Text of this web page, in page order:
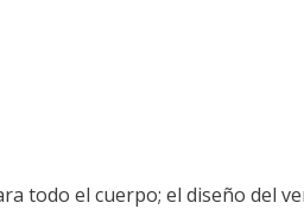
todo el cuerpo; el diseño del